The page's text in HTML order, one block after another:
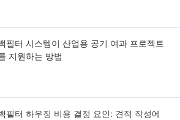
필터 시스템이 산업용 공기 여과 프로젝트
지원하는 방법
필터 하우징 비용 결정 요인: 견적 작성에